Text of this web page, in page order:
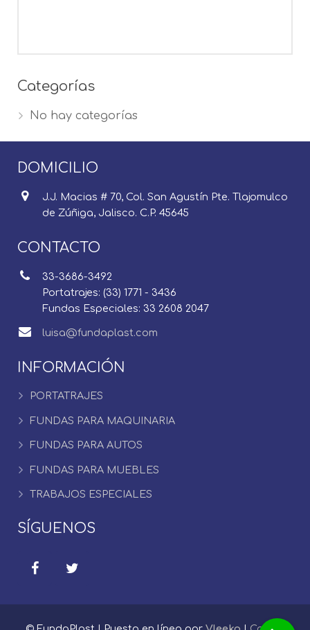
Categorías
No hay categorías
DOMICILIO
J.J. Macias # 70, Col. San Agustín Pte. Tlajomulco
de Zúñiga, Jalisco. C.P. 45645
CONTACTO
33-3686-3492
Portatrajes: (33) 1771 - 3436
Fundas Especiales: 33 2608 2047
luisa@fundaplast.com
INFORMACIÓN
PORTATRAJES
FUNDAS PARA MAQUINARIA
FUNDAS PARA AUTOS
FUNDAS PARA MUEBLES
TRABAJOS ESPECIALES
SÍGUENOS